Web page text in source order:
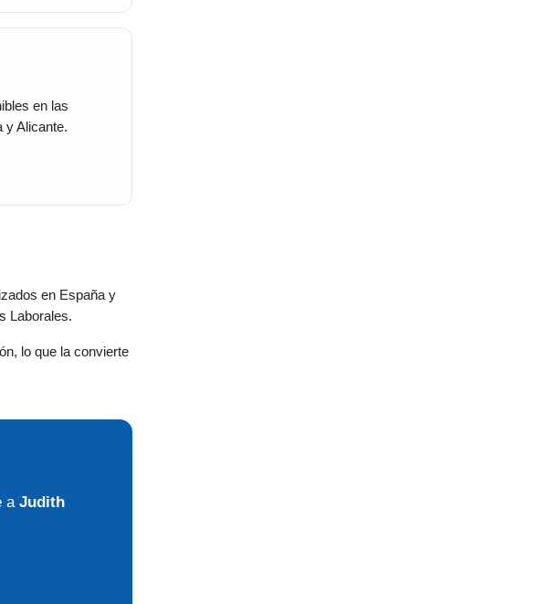
en las
y Alicante.
en España y
Laborales.
lo que la convierte
a Judith